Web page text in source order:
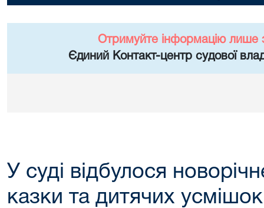
Отримуйте інформацію лише
Єдиний Контакт-центр судової
У суді відбулося
казки та дитячих усмішок